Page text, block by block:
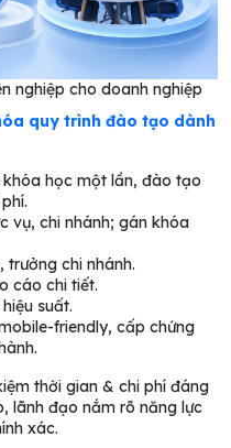
nghiệp cho doanh nghiệp
quy trình đào tạo dành
học một lần, đào tạo
vụ, chi nhánh; gán khóa
trưởng chi nhánh.
cáo chi tiết.
suất.
friendly, cấp chứng
thời gian & chi phí đáng
lãnh đạo nắm rõ năng lực
xác.